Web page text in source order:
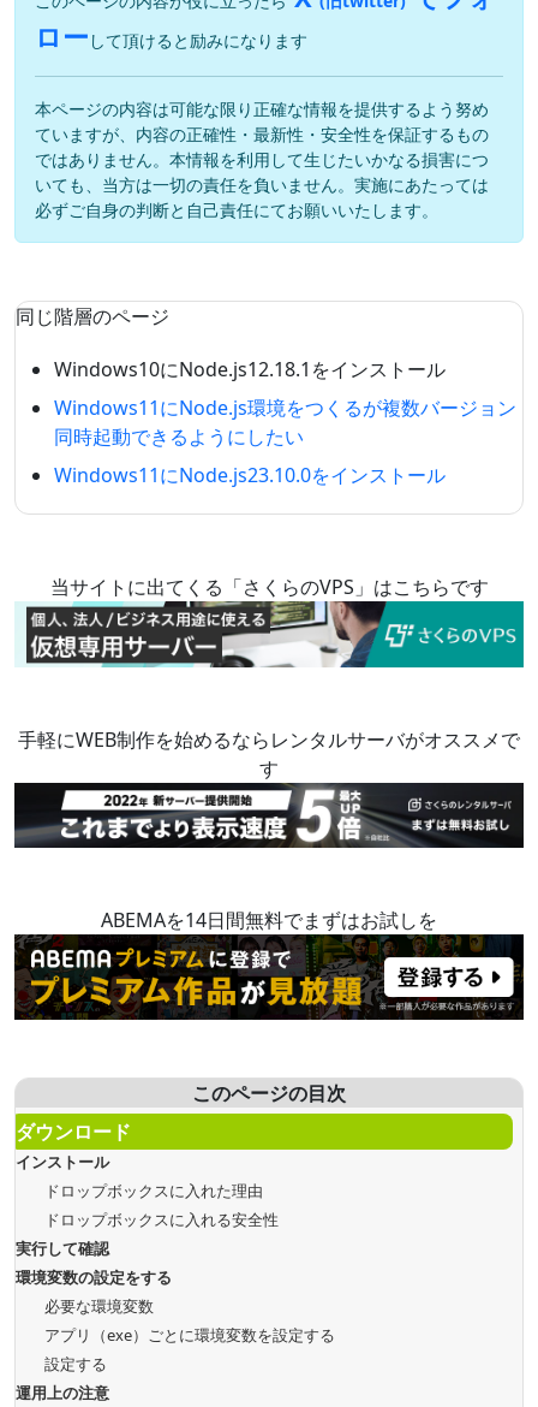
ロー して頂けると励みになります
本ページの内容は可能な限り正確な情報を提供するよう努め
ていますが、内容の正確性・最新性・安全性を保証するもの
ではありません。本情報を利用して生じたいかなる損害につ
いても、当方は一切の責任を負いません。実施にあたっては
必ずご自身の判断と自己責任にてお願いいたします。
同じ階層のページ
Windows10にNode.js12.18.1をインストール
Windows11にNode.js環境をつくるが複数バージョン
同時起動できるようにしたい
Windows11にNode.js23.10.0をインストール
当サイトに出てくる「さくらのVPS」はこちらです
手軽にWEB制作を始めるならレンタルサーバがオススメで
す
ABEMAを14日間無料でまずはお試しを
このページの目次
ダウンロード
インストール
ドロップボックスに入れた理由
ドロップボックスに入れる安全性
実行して確認
環境変数の設定をする
必要な環境変数
アプリ（exe）ごとに環境変数を設定する
設定する
運用上の注意